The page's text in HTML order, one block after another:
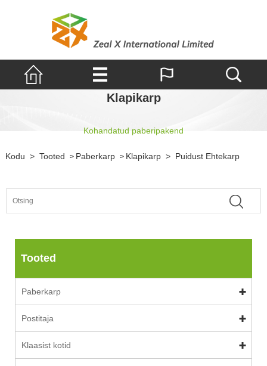
Klapikarp
Kohandatud paberipakend
Kodu > Tooted > Paberkarp > Klapikarp > Puidust Ehtekarp
Tooted
Paberkarp
Postitaja
Klaasist kotid